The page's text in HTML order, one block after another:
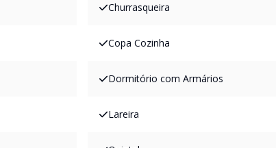
Churrasqueira
Copa Cozinha
Dormitório com Armários
Lareira